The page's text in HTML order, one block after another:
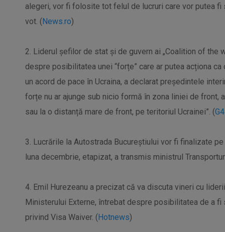
alegeri, vor fi folosite tot felul de lucruri care vor putea
vot. (News.ro)
2. Liderul șefilor de stat și de guvern ai „Coalition of the
despre posibilitatea unei “forțe” care ar putea acționa
un acord de pace în Ucraina, a declarat președintele
forțe nu ar ajunge sub nicio formă în zona liniei de front,
sau la o distanță mare de front, pe teritoriul Ucrainei”. (
3. Lucrările la Autostrada Bucureștiului vor fi finalizate
luna decembrie, etapizat, a transmis ministrul
4. Emil Hurezeanu a precizat că va discuta vineri cu
Ministerului Externe, întrebat despre posibilitatea de a
privind Visa Waiver. (Hotnews)